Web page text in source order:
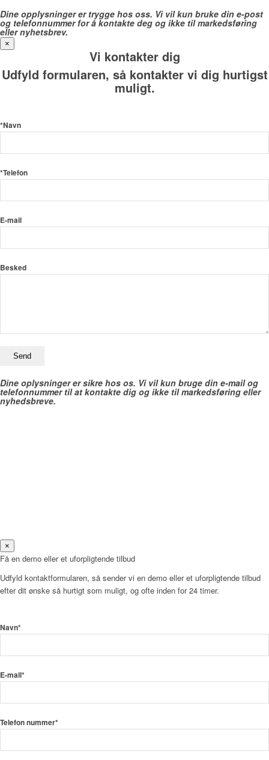
Dine opplysninger er trygge hos oss. Vi vil kun bruke din e-post
og telefonnummer for å kontakte deg og ikke til markedsføring
eller nyhetsbrev.
×
Vi kontakter dig
Udfyld formularen, så kontakter vi dig hurtigst
muligt.
*Navn
*Telefon
E-mail
Besked
Dine oplysninger er sikre hos os. Vi vil kun bruge din e-mail og
telefonnummer til at kontakte dig og ikke til markedsføring eller
nyhedsbreve.
×
Få en demo eller et uforpligtende tilbud
Udfyld kontaktformularen, så sender vi en demo eller et uforpligtende tilbud
efter dit ønske så hurtigt som muligt, og ofte inden for 24 timer.
Navn*
E-mail*
Telefon nummer*